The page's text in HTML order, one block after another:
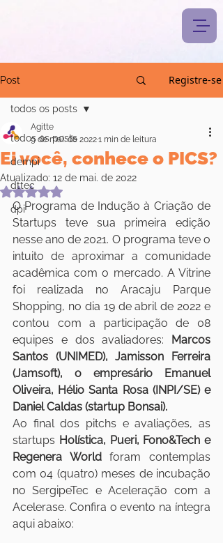
Post Registre-se
todos os posts
dempi
dttec
dpi
todos os posts
Ei você, conhece o PICS?
Agitte
9 de mai. de 20221 min de leitura
Atualizado: 12 de mai. de 2022
Avaliado com NaN de 5 estrelas.
O Programa de Indução à Criação de
Startups teve sua primeira edição
nesse ano de 2021. O programa teve o
intuito de aproximar a comunidade
acadêmica com o mercado. A Vitrine
foi realizada no Aracaju Parque
Shopping, no dia 19 de abril de 2022 e
contou com a participação de 08
equipes e dos avaliadores: Marcos
Santos (UNIMED), Jamisson Ferreira
(Jamsoft), o empresário Emanuel
Oliveira, Hélio Santa Rosa (INPI/SE) e
Daniel Caldas (startup Bonsai).
Ao final dos pitchs e avaliações, as
startups Holística, Pueri, Fono&Tech e
Regenera World foram contemplas
com 04 (quatro) meses de incubação
no SergipeTec e Aceleração com a
Acelerase. Confira o evento na íntegra
aqui abaixo: